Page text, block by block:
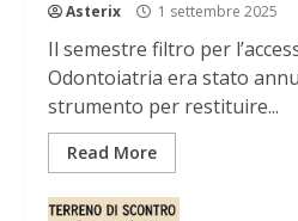
Asterix 1 settembre 2025
Il semestre filtro per
Odontoiatria era stato
strumento per restituire...
Read More